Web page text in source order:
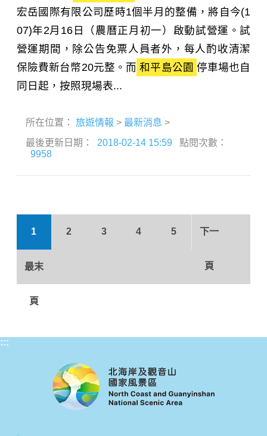
宏岳國際有限公司歷時1個半月的整備，將自今(1
07)年2月16日（農曆正月初一）啟動試營運。試
營運期間，除公告免票人員者外，每人酌收清潔
保險費新台幣20元整。而 和平島公園 停車場也自
同日起，按照現場表...
所在位置： 旅遊情報 > 最新消息 >
最後更新日期：
2018-02-14 15:59
點閱次數：
9958
1 2 3 4 5 下一
頁
最末
頁
:::